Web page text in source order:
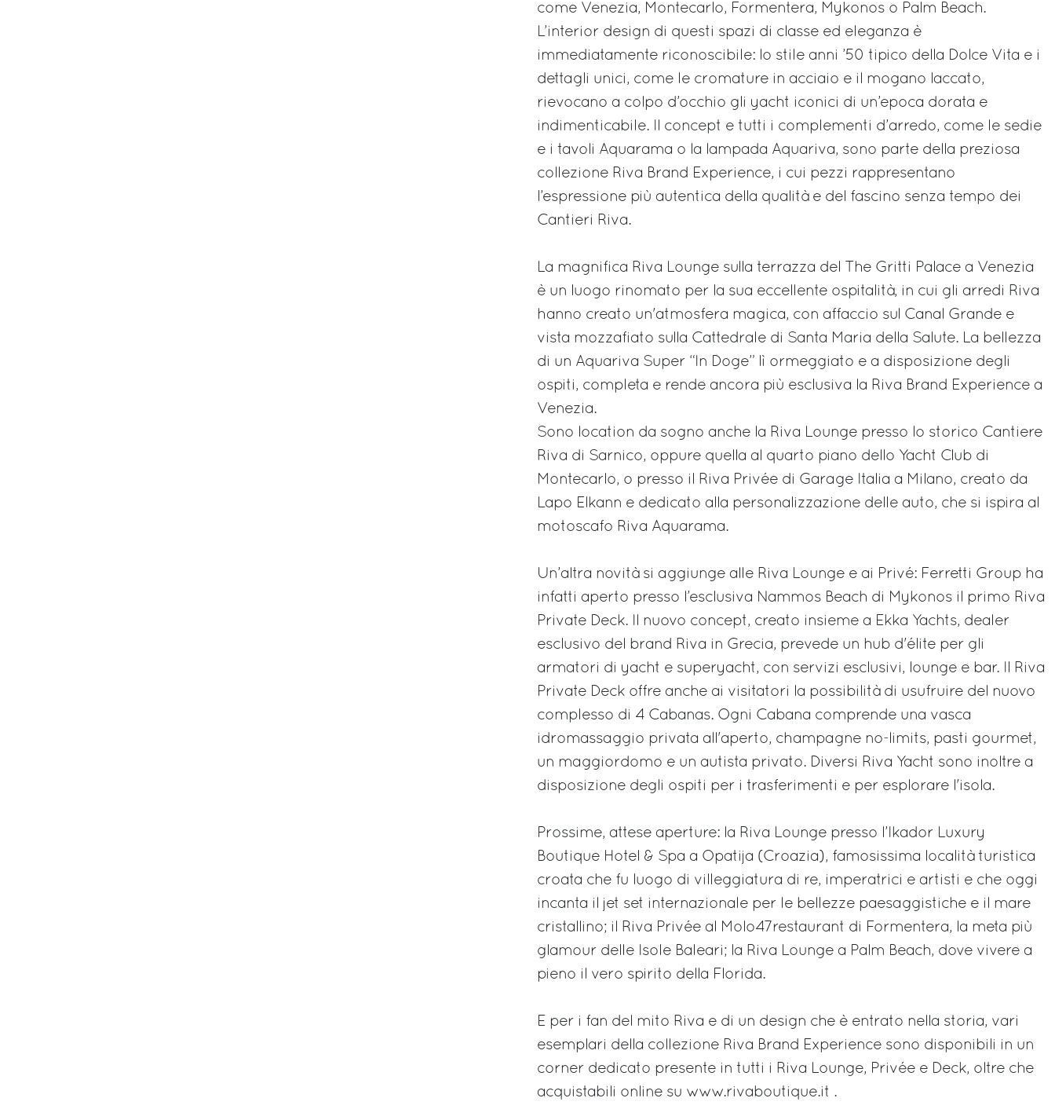
come Venezia, Montecarlo, Formentera, Mykonos o Palm Beach.
L’interior design di questi spazi di classe ed eleganza è
immediatamente riconoscibile: lo stile anni ’50 tipico della Dolce Vita e i
dettagli unici, come le cromature in acciaio e il mogano laccato,
rievocano a colpo d’occhio gli yacht iconici di un’epoca dorata e
indimenticabile. Il concept e tutti i complementi d’arredo, come le sedie
e i tavoli Aquarama o la lampada Aquariva, sono parte della preziosa
collezione Riva Brand Experience, i cui pezzi rappresentano
l’espressione più autentica della qualità e del fascino senza tempo dei
Cantieri Riva.
La magnifica Riva Lounge sulla terrazza del The Gritti Palace a Venezia
è un luogo rinomato per la sua eccellente ospitalità, in cui gli arredi Riva
hanno creato un'atmosfera magica, con affaccio sul Canal Grande e
vista mozzafiato sulla Cattedrale di Santa Maria della Salute. La bellezza
di un Aquariva Super “In Doge” lì ormeggiato e a disposizione degli
ospiti, completa e rende ancora più esclusiva la Riva Brand Experience a
Venezia.
Sono location da sogno anche la Riva Lounge presso lo storico Cantiere
Riva di Sarnico, oppure quella al quarto piano dello Yacht Club di
Montecarlo, o presso il Riva Privée di Garage Italia a Milano, creato da
Lapo Elkann e dedicato alla personalizzazione delle auto, che si ispira al
motoscafo Riva Aquarama.
Un’altra novità si aggiunge alle Riva Lounge e ai Privé: Ferretti Group ha
infatti aperto presso l’esclusiva Nammos Beach di Mykonos il primo Riva
Private Deck. Il nuovo concept, creato insieme a Ekka Yachts, dealer
esclusivo del brand Riva in Grecia, prevede un hub d'élite per gli
armatori di yacht e superyacht, con servizi esclusivi, lounge e bar. Il Riva
Private Deck offre anche ai visitatori la possibilità di usufruire del nuovo
complesso di 4 Cabanas. Ogni Cabana comprende una vasca
idromassaggio privata all'aperto, champagne no-limits, pasti gourmet,
un maggiordomo e un autista privato. Diversi Riva Yacht sono inoltre a
disposizione degli ospiti per i trasferimenti e per esplorare l'isola.
Prossime, attese aperture: la Riva Lounge presso l’Ikador Luxury
Boutique Hotel & Spa a Opatija (Croazia), famosissima località turistica
croata che fu luogo di villeggiatura di re, imperatrici e artisti e che oggi
incanta il jet set internazionale per le bellezze paesaggistiche e il mare
cristallino; il Riva Privée al Molo47restaurant di Formentera, la meta più
glamour delle Isole Baleari; la Riva Lounge a Palm Beach, dove vivere a
pieno il vero spirito della Florida.
E per i fan del mito Riva e di un design che è entrato nella storia, vari
esemplari della collezione Riva Brand Experience sono disponibili in un
corner dedicato presente in tutti i Riva Lounge, Privée e Deck, oltre che
acquistabili online su www.rivaboutique.it .